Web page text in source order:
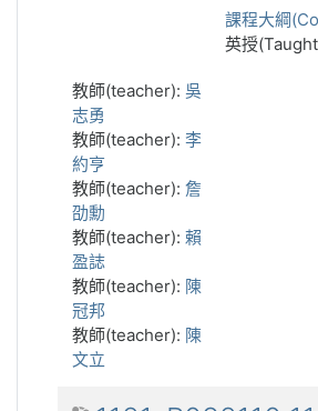
課程大綱
英授
教師(teacher): 吳
志勇
教師(teacher): 李
約亨
教師(teacher): 詹
劭勳
教師(teacher): 賴
盈誌
教師(teacher): 陳
冠邦
教師(teacher): 陳
文立